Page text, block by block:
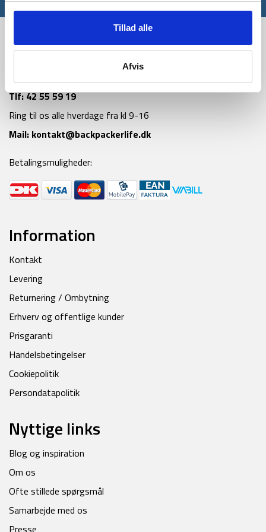
Tillad alle
Afvis
Tlf:42 55 59 19
Ring til os alle hverdage fra kl 9-16
Mail: kontakt@backpackerlife.dk
Betalingsmuligheder:
Information
Kontakt
Levering
Returnering / Ombytning
Erhverv og offentlige kunder
Prisgaranti
Handelsbetingelser
Cookiepolitik
Persondatapolitik
Nyttige links
Blog og inspiration
Om os
Ofte stillede spørgsmål
Samarbejde med os